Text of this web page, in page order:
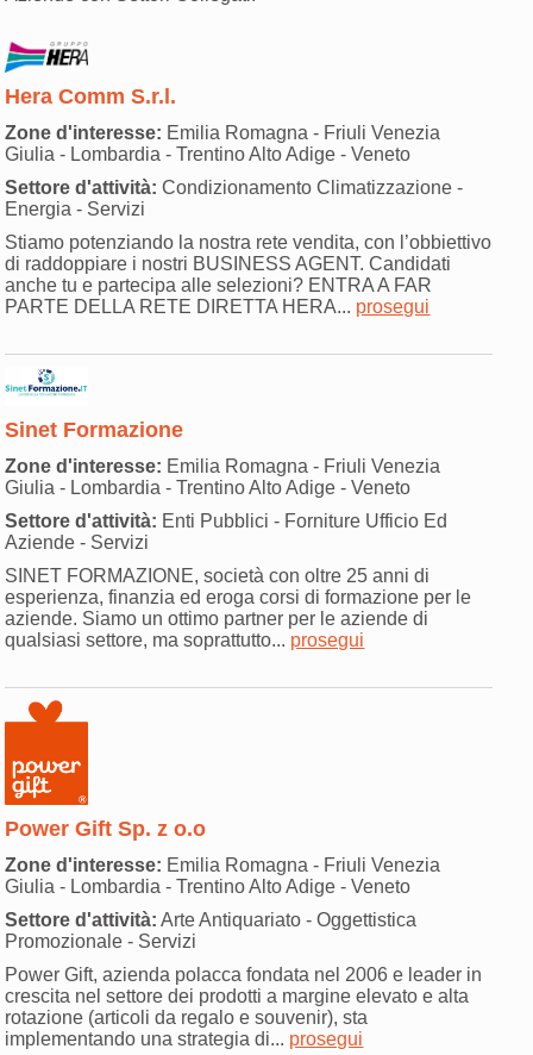
Hera Comm S.r.l.
Zone d'interesse: Emilia Romagna - Friuli Venezia
Giulia - Lombardia - Trentino Alto Adige - Veneto
Settore d'attività: Condizionamento Climatizzazione -
Energia - Servizi
Stiamo potenziando la nostra rete vendita, con l’obbiettivo
di raddoppiare i nostri BUSINESS AGENT. Candidati
anche tu e partecipa alle selezioni? ENTRA A FAR
PARTE DELLA RETE DIRETTA HERA... prosegui
Sinet Formazione
Zone d'interesse: Emilia Romagna - Friuli Venezia
Giulia - Lombardia - Trentino Alto Adige - Veneto
Settore d'attività: Enti Pubblici - Forniture Ufficio Ed
Aziende - Servizi
SINET FORMAZIONE, società con oltre 25 anni di
esperienza, finanzia ed eroga corsi di formazione per le
aziende. Siamo un ottimo partner per le aziende di
qualsiasi settore, ma soprattutto... prosegui
Power Gift Sp. z o.o
Zone d'interesse: Emilia Romagna - Friuli Venezia
Giulia - Lombardia - Trentino Alto Adige - Veneto
Settore d'attività: Arte Antiquariato - Oggettistica
Promozionale - Servizi
Power Gift, azienda polacca fondata nel 2006 e leader in
crescita nel settore dei prodotti a margine elevato e alta
rotazione (articoli da regalo e souvenir), sta
implementando una strategia di... prosegui